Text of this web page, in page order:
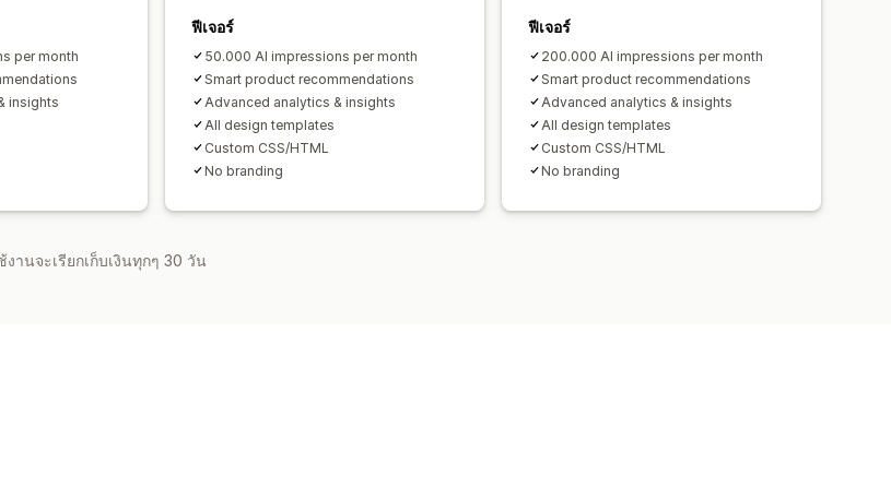
per month
insights
ฟีเจอร์
50.000 AI impressions per month
Smart product recommendations
Advanced analytics & insights
All design templates
Custom CSS/HTML
No branding
ฟีเจอร์
200.000 AI impressions per month
Smart product recommendations
Advanced analytics & insights
All design templates
Custom CSS/HTML
No branding
านจะเรียกเก็บเงินทุกๆ 30 วัน